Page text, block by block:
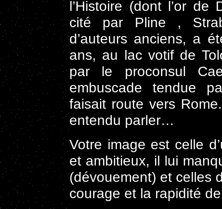
l’Histoire (dont l’or de
cité par Pline ,
d’auteurs anciens, a
ans, au lac votif de
par le proconsul
embuscade tendue
faisait route vers
entendu parler…
Votre image est celle
et ambitieux, il lui
(dévouement) et celles
courage et la rapidité